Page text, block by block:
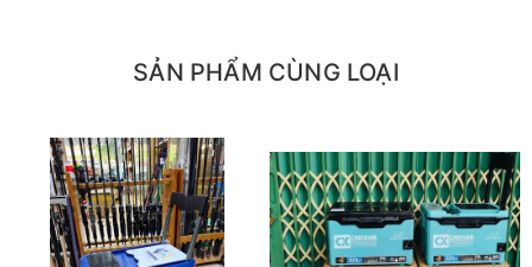
SẢN PHẨM CÙNG LOẠI